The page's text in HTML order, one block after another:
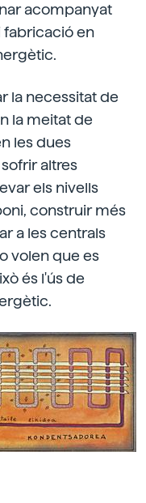
acompanyat
fabricació en
la necessitat de
la meitat de
les dues
altres
els nivells
construir més
a les centrals
volen que es
és l'ús de